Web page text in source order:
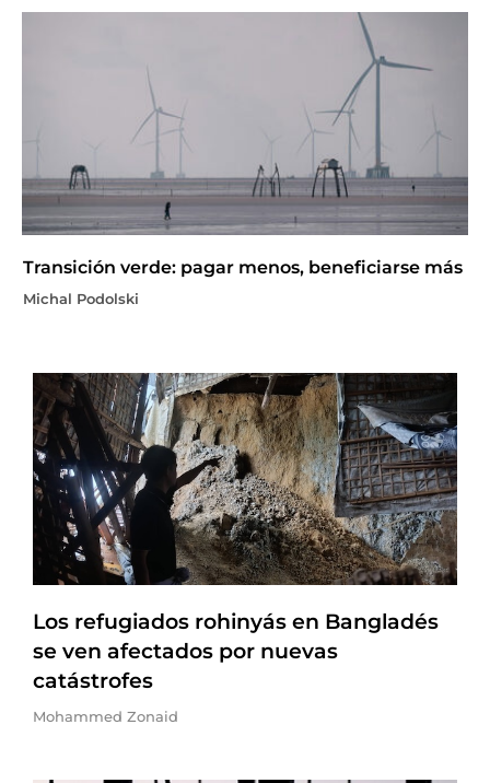
Transición verde: pagar menos, beneficiarse más
Michal Podolski
Los refugiados rohinyás en Bangladés
se ven afectados por nuevas
catástrofes
Mohammed Zonaid